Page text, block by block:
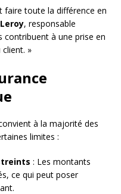
faire toute la différence en
, responsable
contribuent à une prise en
»
à la majorité des
limites :
: Les montants
ce qui peut poser